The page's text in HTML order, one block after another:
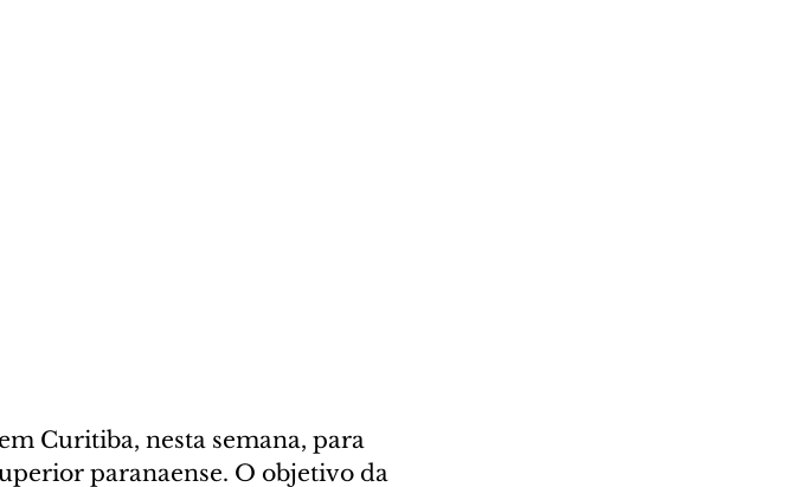
Curitiba, nesta semana, para
paranaense. O objetivo da